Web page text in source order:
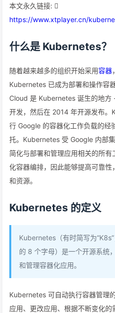
本文永久链接:
https://www.xtplayer.cn/
什么是 Kubernetes？
随着越来越多的组织开始采用容器
Kubernetes 已成为部署和操作容
Cloud 是 Kubernetes 诞生的地
开发，然后在 2014 年开源发布
行 Google 的容器化工作负载的经
托。Kubernetes 受 Google 内部
简化与部署和管理应用相关的所
化容器编排，因此能够提高可靠
和资源。
Kubernetes 的定义
Kubernetes（有时简写为“K8s”
的 8 个字母）是一个开源系统
和管理容器化应用。
Kubernetes 可自动执行容器管理
应用、更改应用、根据不断变化